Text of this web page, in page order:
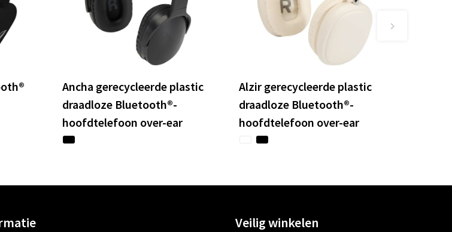
Ancha gerecycleerde plastic
draadloze Bluetooth®-
hoofdtelefoon over-ear
Alzir gerecycleerde plastic
draadloze Bluetooth®-
hoofdtelefoon over-ear
Veilig winkelen